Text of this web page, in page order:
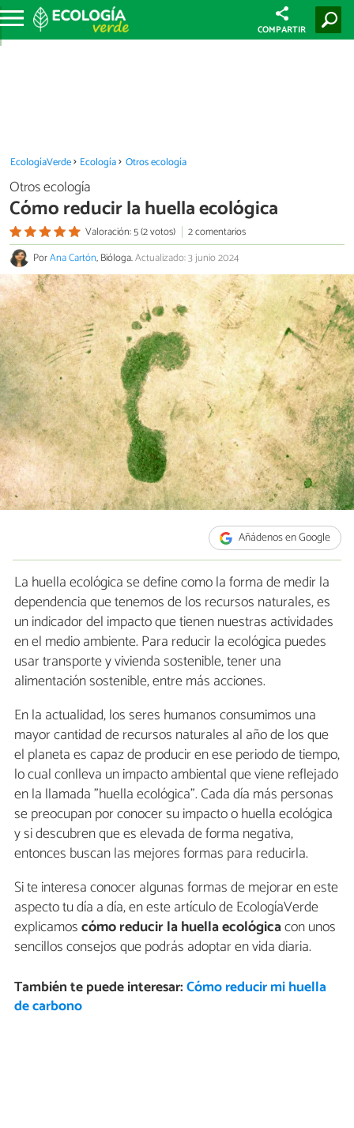
COMPARTIR
EcologíaVerde Ecología Otros ecología
Otros ecología
Cómo reducir la huella ecológica
Valoración: 5 (2 votos)
2 comentarios
PorAna Cartón, Bióloga.Actualizado: 3 junio 2024
Añádenos en Google
La huella ecológica se define como la forma de medir la
dependencia que tenemos de los recursos naturales, es
un indicador del impacto que tienen nuestras actividades
en el medio ambiente. Para reducir la ecológica puedes
usar transporte y vivienda sostenible, tener una
alimentación sostenible, entre más acciones.
En la actualidad, los seres humanos consumimos una
mayor cantidad de recursos naturales al año de los que
el planeta es capaz de producir en ese periodo de tiempo,
lo cual conlleva un impacto ambiental que viene reflejado
en la llamada "huella ecológica". Cada día más personas
se preocupan por conocer su impacto o huella ecológica
y si descubren que es elevada de forma negativa,
entonces buscan las mejores formas para reducirla.
Si te interesa conocer algunas formas de mejorar en este
aspecto tu día a día, en este artículo de EcologíaVerde
explicamoscómo reducir la huella ecológicacon unos
sencillos consejos que podrás adoptar en vida diaria.
También te puede interesar:Cómo reducir mi huella
de carbono